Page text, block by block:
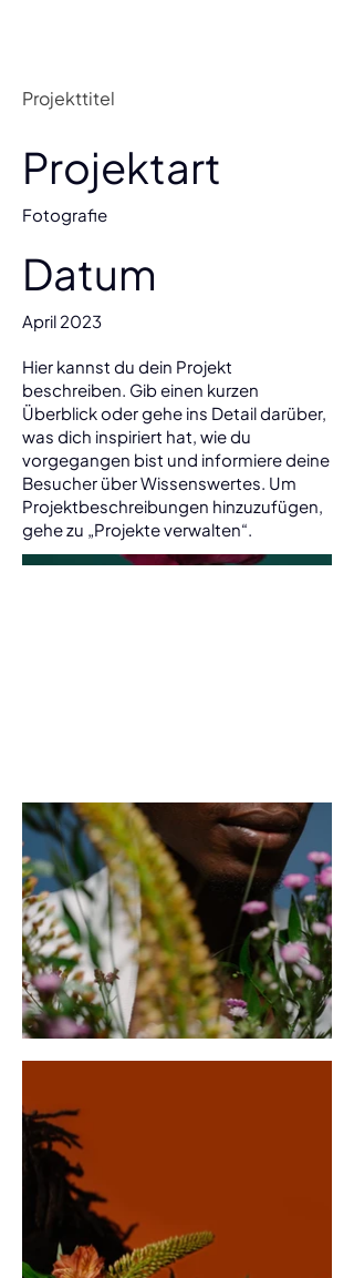
Projekttitel
Projektart
Fotografie
Datum
April 2023
Hier kannst du dein Projekt
beschreiben. Gib einen kurzen
Überblick oder gehe ins Detail darüber,
was dich inspiriert hat, wie du
vorgegangen bist und informiere deine
Besucher über Wissenswertes. Um
Projektbeschreibungen hinzuzufügen,
gehe zu „Projekte verwalten“.